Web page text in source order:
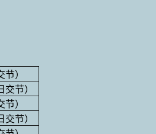
）
交节）
）
交节）